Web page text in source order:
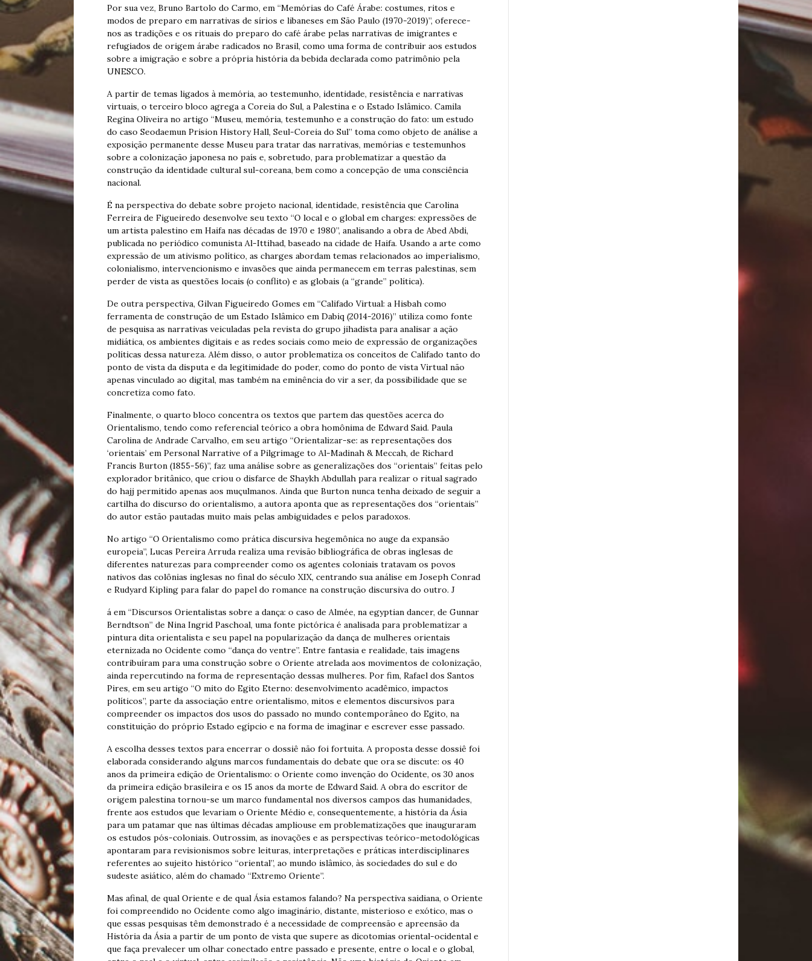
Por sua vez, Bruno Bartolo do Carmo, em “Memórias do Café Árabe: costumes, ritos e
modos de preparo em narrativas de sírios e libaneses em São Paulo (1970-2019)”, oferece-
nos as tradições e os rituais do preparo do café árabe pelas narrativas de imigrantes e
refugiados de origem árabe radicados no Brasil, como uma forma de contribuir aos estudos
sobre a imigração e sobre a própria história da bebida declarada como patrimônio pela
UNESCO.
A partir de temas ligados à memória, ao testemunho, identidade, resistência e narrativas
virtuais, o terceiro bloco agrega a Coreia do Sul, a Palestina e o Estado Islâmico. Camila
Regina Oliveira no artigo “Museu, memória, testemunho e a construção do fato: um estudo
do caso Seodaemun Prision History Hall, Seul-Coreia do Sul” toma como objeto de análise a
exposição permanente desse Museu para tratar das narrativas, memórias e testemunhos
sobre a colonização japonesa no país e, sobretudo, para problematizar a questão da
construção da identidade cultural sul-coreana, bem como a concepção de uma consciência
nacional.
É na perspectiva do debate sobre projeto nacional, identidade, resistência que Carolina
Ferreira de Figueiredo desenvolve seu texto “O local e o global em charges: expressões de
um artista palestino em Haifa nas décadas de 1970 e 1980”, analisando a obra de Abed Abdi,
publicada no periódico comunista Al-Ittihad, baseado na cidade de Haifa. Usando a arte como
expressão de um ativismo político, as charges abordam temas relacionados ao imperialismo,
colonialismo, intervencionismo e invasões que ainda permanecem em terras palestinas, sem
perder de vista as questões locais (o conflito) e as globais (a “grande” política).
De outra perspectiva, Gilvan Figueiredo Gomes em “Califado Virtual: a Hisbah como
ferramenta de construção de um Estado Islâmico em Dabiq (2014-2016)” utiliza como fonte
de pesquisa as narrativas veiculadas pela revista do grupo jihadista para analisar a ação
midiática, os ambientes digitais e as redes sociais como meio de expressão de organizações
políticas dessa natureza. Além disso, o autor problematiza os conceitos de Califado tanto do
ponto de vista da disputa e da legitimidade do poder, como do ponto de vista Virtual não
apenas vinculado ao digital, mas também na eminência do vir a ser, da possibilidade que se
concretiza como fato.
Finalmente, o quarto bloco concentra os textos que partem das questões acerca do
Orientalismo, tendo como referencial teórico a obra homônima de Edward Said. Paula
Carolina de Andrade Carvalho, em seu artigo “Orientalizar-se: as representações dos
‘orientais’ em Personal Narrative of a Pilgrimage to Al-Madinah & Meccah, de Richard
Francis Burton (1855-56)”, faz uma análise sobre as generalizações dos “orientais” feitas pelo
explorador britânico, que criou o disfarce de Shaykh Abdullah para realizar o ritual sagrado
do hajj permitido apenas aos muçulmanos. Ainda que Burton nunca tenha deixado de seguir a
cartilha do discurso do orientalismo, a autora aponta que as representações dos “orientais”
do autor estão pautadas muito mais pelas ambiguidades e pelos paradoxos.
No artigo “O Orientalismo como prática discursiva hegemônica no auge da expansão
europeia”, Lucas Pereira Arruda realiza uma revisão bibliográfica de obras inglesas de
diferentes naturezas para compreender como os agentes coloniais tratavam os povos
nativos das colônias inglesas no final do século XIX, centrando sua análise em Joseph Conrad
e Rudyard Kipling para falar do papel do romance na construção discursiva do outro. J
á em “Discursos Orientalistas sobre a dança: o caso de Almée, na egyptian dancer, de Gunnar
Berndtson” de Nina Ingrid Paschoal, uma fonte pictórica é analisada para problematizar a
pintura dita orientalista e seu papel na popularização da dança de mulheres orientais
eternizada no Ocidente como “dança do ventre”. Entre fantasia e realidade, tais imagens
contribuíram para uma construção sobre o Oriente atrelada aos movimentos de colonização,
ainda repercutindo na forma de representação dessas mulheres. Por fim, Rafael dos Santos
Pires, em seu artigo “O mito do Egito Eterno: desenvolvimento acadêmico, impactos
políticos”, parte da associação entre orientalismo, mitos e elementos discursivos para
compreender os impactos dos usos do passado no mundo contemporâneo do Egito, na
constituição do próprio Estado egípcio e na forma de imaginar e escrever esse passado.
A escolha desses textos para encerrar o dossiê não foi fortuita. A proposta desse dossiê foi
elaborada considerando alguns marcos fundamentais do debate que ora se discute: os 40
anos da primeira edição de Orientalismo: o Oriente como invenção do Ocidente, os 30 anos
da primeira edição brasileira e os 15 anos da morte de Edward Said. A obra do escritor de
origem palestina tornou-se um marco fundamental nos diversos campos das humanidades,
frente aos estudos que levariam o Oriente Médio e, consequentemente, a história da Ásia
para um patamar que nas últimas décadas ampliouse em problematizações que inauguraram
os estudos pós-coloniais. Outrossim, as inovações e as perspectivas teórico-metodológicas
apontaram para revisionismos sobre leituras, interpretações e práticas interdisciplinares
referentes ao sujeito histórico “oriental”, ao mundo islâmico, às sociedades do sul e do
sudeste asiático, além do chamado “Extremo Oriente”.
Mas afinal, de qual Oriente e de qual Ásia estamos falando? Na perspectiva saidiana, o Oriente
foi compreendido no Ocidente como algo imaginário, distante, misterioso e exótico, mas o
que essas pesquisas têm demonstrado é a necessidade de compreensão e apreensão da
História da Ásia a partir de um ponto de vista que supere as dicotomias oriental-ocidental e
que faça prevalecer um olhar conectado entre passado e presente, entre o local e o global,